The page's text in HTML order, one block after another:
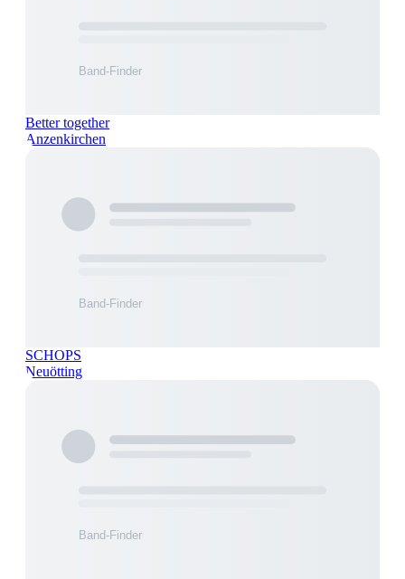
Better together
Anzenkirchen
SCHOPS
Neuötting